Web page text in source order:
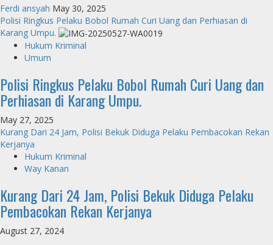
Ferdi ansyah May 30, 2025
Polisi Ringkus Pelaku Bobol Rumah Curi Uang dan Perhiasan di
Karang Umpu.
Hukum Kriminal
Umum
Polisi Ringkus Pelaku Bobol Rumah Curi Uang dan
Perhiasan di Karang Umpu.
May 27, 2025
Kurang Dari 24 Jam, Polisi Bekuk Diduga Pelaku Pembacokan Rekan
Kerjanya
Hukum Kriminal
Way Kanan
Kurang Dari 24 Jam, Polisi Bekuk Diduga Pelaku
Pembacokan Rekan Kerjanya
August 27, 2024